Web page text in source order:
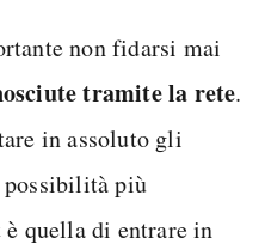
non fidarsi mai
tramite la rete.
in assoluto gli
possibilità più
quella di entrare in